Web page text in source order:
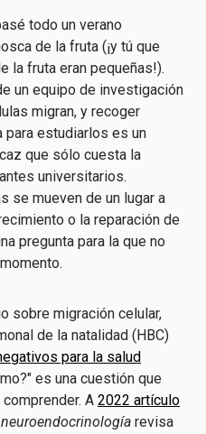
todo un verano
de la fruta (¡y tú que
la fruta eran pequeñas!).
un equipo de investigación
migran, y recoger
para estudiarlos es un
que sólo cuesta la
universitarios.
se mueven de un lugar a
o la reparación de
pregunta para la que no
sobre migración celular,
de la natalidad (HBC)
para la salud
es una cuestión que
A 2022 artículo
revisa